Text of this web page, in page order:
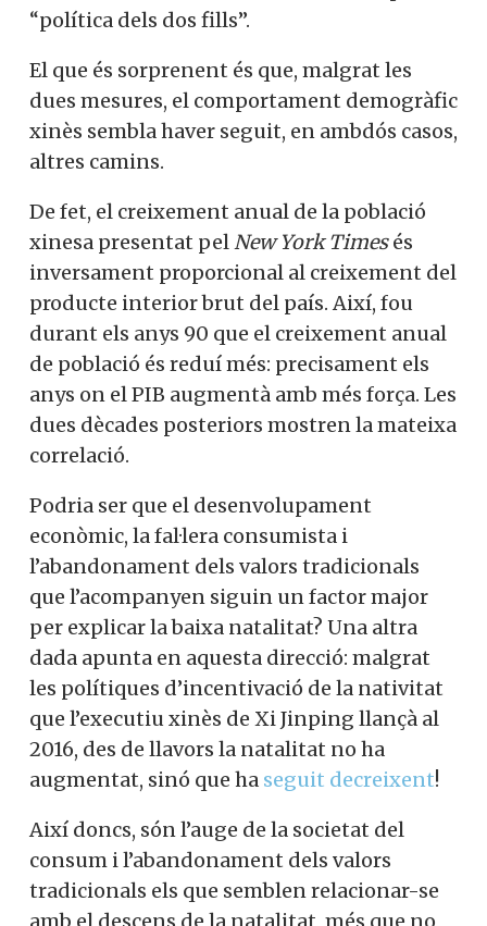
“política dels dos fills”.
El que és sorprenent és que, malgrat les
dues mesures, el comportament demogràfic
xinès sembla haver seguit, en ambdós casos,
altres camins.
De fet, el creixement anual de la població
xinesa presentat pel New York Timesés
inversament proporcional al creixement del
producte interior brut del país. Així, fou
durant els anys 90 que el creixement anual
de població és reduí més: precisament els
anys on el PIB augmentà amb més força. Les
dues dècades posteriors mostren la mateixa
correlació.
Podria ser que el desenvolupament
econòmic, la fal·lera consumista i
l’abandonament dels valors tradicionals
que l’acompanyen siguin un factor major
per explicar la baixa natalitat? Una altra
dada apunta en aquesta direcció: malgrat
les polítiques d’incentivació de la nativitat
que l’executiu xinès de Xi Jinping llançà al
2016, des de llavors la natalitat no ha
augmentat, sinó que ha seguit decreixent!
Així doncs, són l’auge de la societat del
consum i l’abandonament dels valors
tradicionals els que semblen relacionar-se
amb el descens de la natalitat, més que no